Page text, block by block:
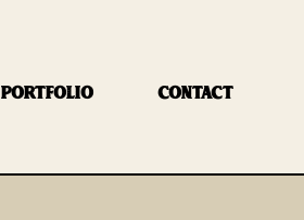
PORTFOLIO CONTACT